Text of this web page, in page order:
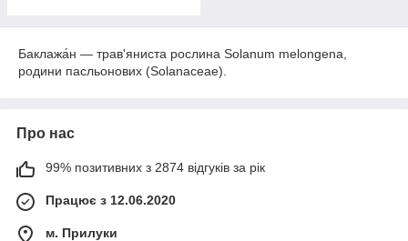
Баклажа́н — трав'яниста рослина Solanum melongena,
родини пасльонових (Solanaceae).
Про нас
99% позитивних з 2874 відгуків за рік
Працює з 12.06.2020
м. Прилуки